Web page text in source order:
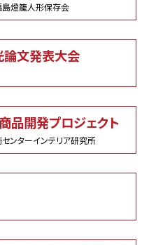
燈籠人形保存会
論文発表大会
品開発プロジェクト
ターインテリア研究所